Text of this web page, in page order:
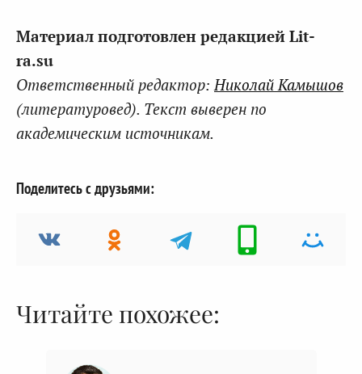
Материал подготовлен редакцией Lit-
ra.su
Ответственный редактор:Николай Камышов
(литературовед). Текст выверен по
академическим источникам.
Поделитесь с друзьями:
Читайте похожее: